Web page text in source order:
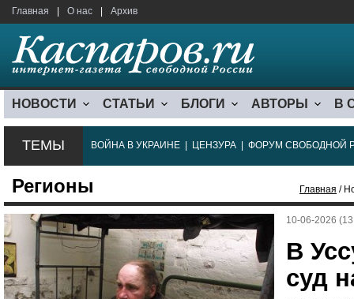
Главная О нас Архив
НОВОСТИ СТАТЬИ БЛОГИ АВТОРЫ В
ТЕМЫ ВОЙНА В УКРАИНЕ ЦЕНЗУРА ФОРУМ СВОБОДНОЙ
Регионы Главная /
10-06-2026
В
суд